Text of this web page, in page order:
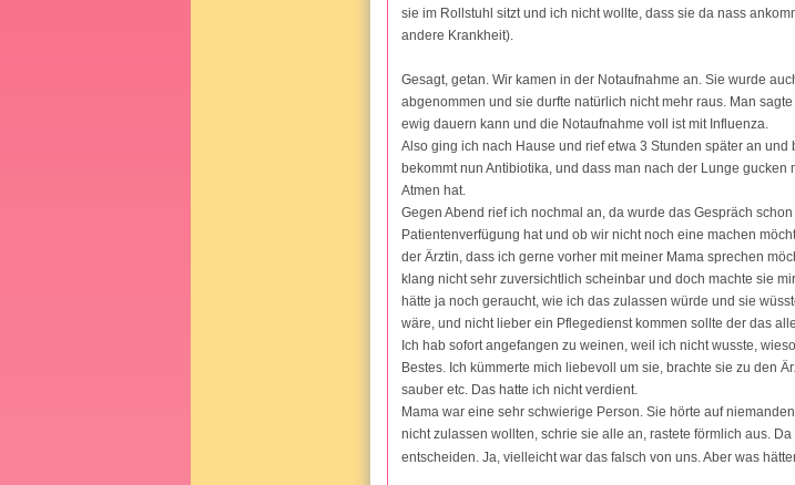
sie im Rollstuhl sitzt und ich nicht wollte, dass sie da nass
andere Krankheit).
Gesagt, getan. Wir kamen in der Notaufnahme an. Sie wurde
abgenommen und sie durfte natürlich nicht mehr raus. Man
ewig dauern kann und die Notaufnahme voll ist mit Influenza.
Also ging ich nach Hause und rief etwa 3 Stunden später an und
bekommt nun Antibiotika, und dass man nach der Lunge
Atmen hat.
Gegen Abend rief ich nochmal an, da wurde das Gespräch
Patientenverfügung hat und ob wir nicht noch eine machen
der Ärztin, dass ich gerne vorher mit meiner Mama sprechen
klang nicht sehr zuversichtlich scheinbar und doch machte sie
hätte ja noch geraucht, wie ich das zulassen würde und sie
wäre, und nicht lieber ein Pflegedienst kommen sollte der das
Ich hab sofort angefangen zu weinen, weil ich nicht wusste,
Bestes. Ich kümmerte mich liebevoll um sie, brachte sie zu den
sauber etc. Das hatte ich nicht verdient.
Mama war eine sehr schwierige Person. Sie hörte auf
nicht zulassen wollten, schrie sie alle an, rastete förmlich aus.
entscheiden. Ja, vielleicht war das falsch von uns. Aber was